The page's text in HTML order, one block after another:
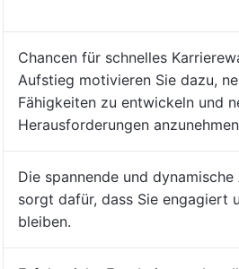
Chancen für schnelles
Aufstieg motivieren Sie dazu,
Fähigkeiten zu entwickeln und
Herausforderungen
Die spannende und
sorgt dafür, dass Sie engagiert
bleiben.